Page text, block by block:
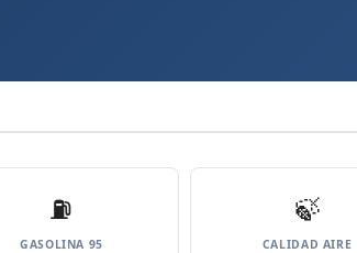
⛽️
GASOLINA 95
🍃
CALIDAD AIRE